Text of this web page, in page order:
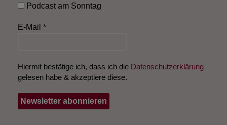
Podcast am Sonntag
E-Mail *
Hiermit bestätige ich, dass ich die Datenschutzerklärung
gelesen habe & akzeptiere diese.